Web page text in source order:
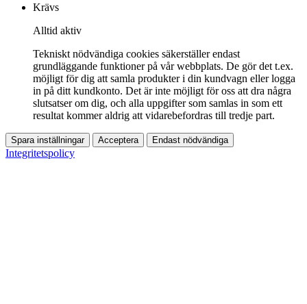
Krävs
Alltid aktiv
Tekniskt nödvändiga cookies säkerställer endast
grundläggande funktioner på vår webbplats. De gör det t.ex.
möjligt för dig att samla produkter i din kundvagn eller logga
in på ditt kundkonto. Det är inte möjligt för oss att dra några
slutsatser om dig, och alla uppgifter som samlas in som ett
resultat kommer aldrig att vidarebefordras till tredje part.
Spara inställningar Acceptera Endast nödvändiga
Integritetspolicy